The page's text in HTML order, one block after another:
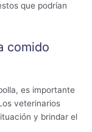
que podrían
comido
es importante
veterinarios
y brindar el